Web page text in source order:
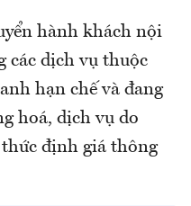
hành khách nội
các dịch vụ thuộc
hạn chế và đang
hoá, dịch vụ do
định giá thông